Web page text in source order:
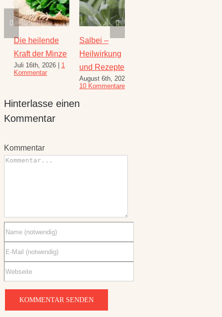
Die heilende
Kraft der Minze
Juli 16th, 2026 | 1
Kommentar
Salbei –
Heilwirkung
und Rezepte
August 6th, 2026 |
10 Kommentare
Hinterlasse einen
Kommentar
Kommentar